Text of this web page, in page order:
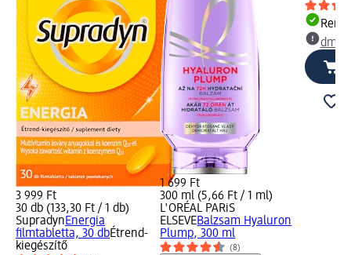
3 999 Ft
30 db (133,30 Ft / 1 db)
SupradynEnergia
filmtabletta, 30 dbÉtrend-
kiegészítő
1 699 Ft
300 ml (5,66 Ft / 1 ml)
L'ORÉAL PARiS
ELSEVEBalzsam Hyaluron
Plump, 300 ml
(8)
dm